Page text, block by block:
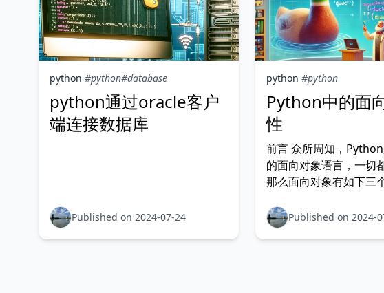
python #python#database
python通过oracle客户
端连接数据库
Published on 2024-07-24
python #python
Python中的面
性
前言 众所周知，
的面向对象语言，一切
那么面向对象有如下三
过程中，对这
Published on 2024-